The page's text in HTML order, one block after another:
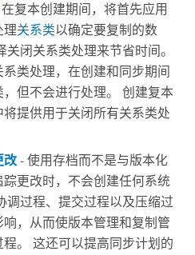
复本创建期间，将首先应用
理关系类以确定要复制的数
关闭关系类处理来节省时间。
类处理，在创建和同步期间
，但不会进行处理。创建复本
提供用于关闭所有关系类处
改 - 使用存档而不是与版本化
踪更改时，不会创建任何系统
调过程、提交过程以及压缩过
，从而使版本管理和复制管
。 这还可以提高同步计划的